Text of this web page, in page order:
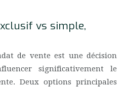
vs simple,
de vente est une décision
significativement le
Deux options principales